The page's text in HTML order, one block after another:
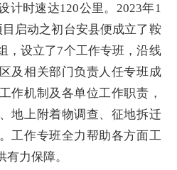
计时速达120公里。2023年1
启动之初台安县便成立了鞍
，设立了7个工作专班，沿线
及相关部门负责人任专班成
作机制及各单位工作职责，
地上附着物调查、征地拆迁
工作专班全力帮助各方面工
力保障。